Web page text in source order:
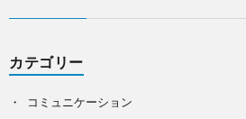
カテゴリー
コミュニケーション